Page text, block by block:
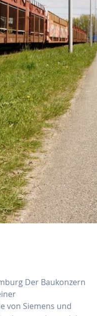
Der Baukonzern
von Siemens und